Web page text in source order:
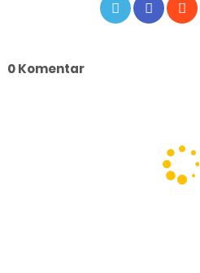
0 Komentar